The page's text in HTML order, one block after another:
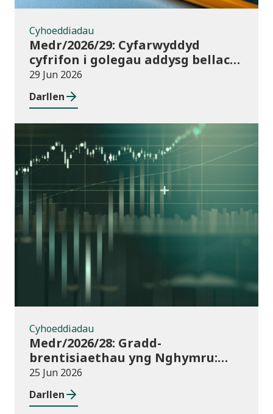
Cyhoeddiadau
Medr/2026/29: Cyfarwyddyd
cyfrifon i golegau addysg bellach
yng Nghymru ar gyfer 2025/26
29 Jun 2026
Darllen
Cyhoeddiadau
Cyhoeddiadau
Medr/2026/28: Gradd-
brentisiaethau yng Nghymru:
dyraniadau cyllid ar gyfer
blwyddyn academaidd 2026/27
25 Jun 2026
Darllen